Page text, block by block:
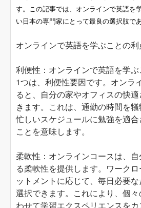
す。この記事では、オンラインで英語を
い日本の専門家にとって最良の選択肢で
オンラインで英語を学ぶことの利
利便性：オンラインで英語を学
1つは、利便性要因です。オンラ
ると、自分の家やオフィスの快
きます。これは、通勤の時間を犠
忙しいスケジュールに勉強を適
ことを意味します。
柔軟性：オンラインコースは、
る柔軟性を提供します。ワーク
ットメントに応じて、毎日必要
選択できます。これにより、個
わせて学習エクスペリエンスを